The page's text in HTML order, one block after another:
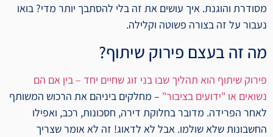
מסודרת והוגנת. איך עושים את זה בלי להסתבך יותר מדי? בואו
נעבור על זה בצורה פשוטה וקלילה.
מה זה בעצם פירוק שיתוף?
פירוק שיתוף הוא תהליך שבו בני זוג שחיים יחד – בין אם הם
נשואים או "ידועים בציבור" – מחלקים ביניהם את הרכוש המשותף
לאחר הפרידה. מדובר בחלוקת דירה, חסכונות, רכב, ואפילו
החשבונות שלא שולמו. אבל לא לדאוג! זה לא אומר שצריך